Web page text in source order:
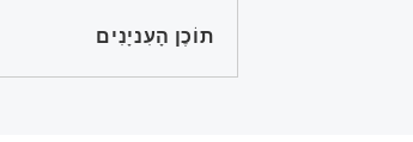
תוֹכֶן הָעִניָנִים